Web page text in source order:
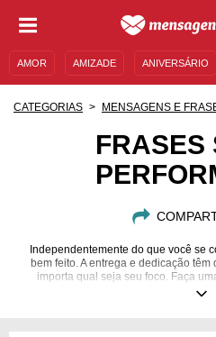
AMOR AMIZADE ANIVERSÁRIO
MENSAGENS E FRASES
CATEGORIAS MENSAGENS E
FRASES
Independentemente do que você se
bem feito. A entrega e dedicação
importa qual seja seu foco. Faça
resultado chegará no final de tudo.